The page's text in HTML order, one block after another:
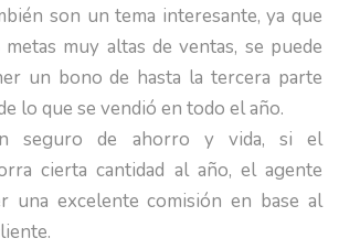
son un tema interesante, ya que
muy altas de ventas, se puede
un bono de hasta la tercera parte
lo que se vendió en todo el año.
seguro de ahorro y vida, si el
cierta cantidad al año, el agente
una excelente comisión en base al